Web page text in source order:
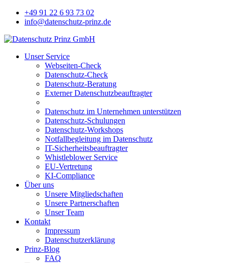
+49 91 22 6 93 73 02
info@datenschutz-prinz.de
Unser Service
Webseiten-Check
Datenschutz-Check
Datenschutz-Beratung
Externer Datenschutzbeauftragter
Datenschutz im Unternehmen unterstützen
Datenschutz-Schulungen
Datenschutz-Workshops
Notfallbegleitung im Datenschutz
IT-Sicherheitsbeauftragter
Whistleblower Service
EU-Vertretung
KI-Compliance
Über uns
Unsere Mitgliedschaften
Unsere Partnerschaften
Unser Team
Kontakt
Impressum
Datenschutzerklärung
Prinz-Blog
FAQ